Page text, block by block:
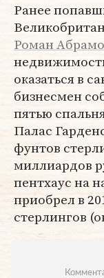
Ранее
Роман
оказаться в
бизнесмен
пятью
Палас
фунтов
миллиардов
пентхаус на
приобрел в
стерлингов